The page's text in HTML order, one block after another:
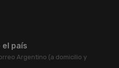
el país
Argentino (a domicilio y